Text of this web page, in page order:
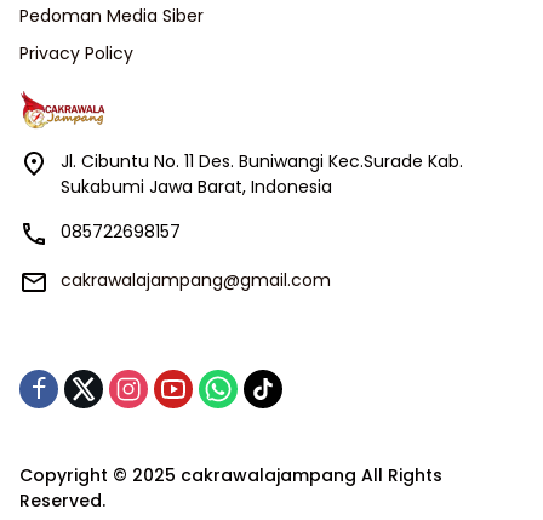
Pedoman Media Siber
Privacy Policy
Jl. Cibuntu No. 11 Des. Buniwangi Kec.Surade Kab.
Sukabumi Jawa Barat, Indonesia
085722698157
cakrawalajampang@gmail.com
Copyright © 2025 cakrawalajampang All Rights
Reserved.